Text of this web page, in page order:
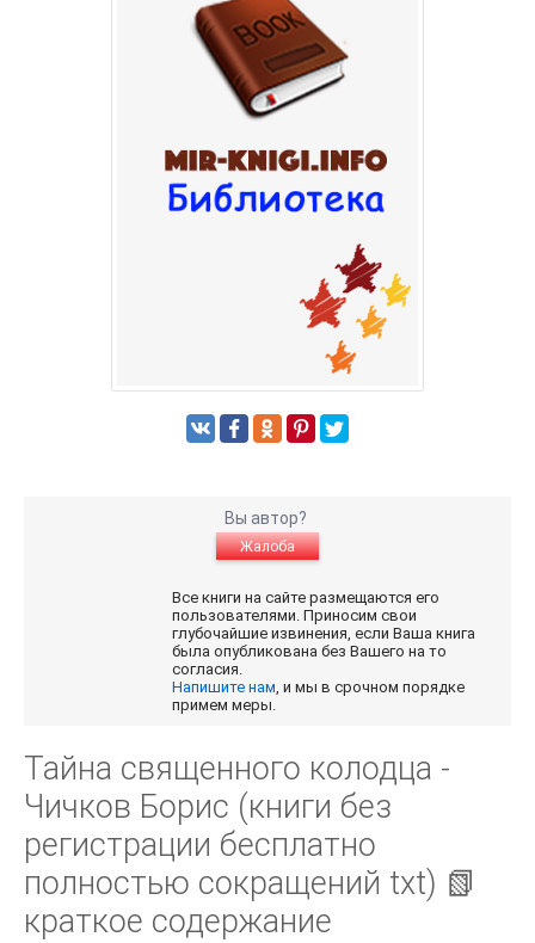
Вы автор?
Жалоба
Все книги на сайте размещаются его
пользователями. Приносим свои
глубочайшие извинения, если Ваша книга
была опубликована без Вашего на то
согласия.
Напишите нам, и мы в срочном порядке
примем меры.
Тайна священного колодца -
Чичков Борис (книги без
регистрации бесплатно
полностью сокращений txt) 📗
краткое содержание